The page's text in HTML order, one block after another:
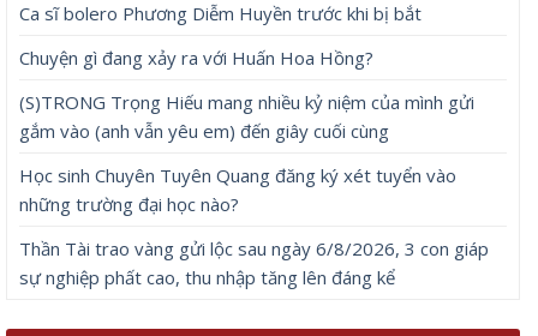
Ca sĩ bolero Phương Diễm Huyền trước khi bị bắt
Chuyện gì đang xảy ra với Huấn Hoa Hồng?
(S)TRONG Trọng Hiếu mang nhiều kỷ niệm của mình gửi
gắm vào (anh vẫn yêu em) đến giây cuối cùng
Học sinh Chuyên Tuyên Quang đăng ký xét tuyển vào
những trường đại học nào?
Thần Tài trao vàng gửi lộc sau ngày 6/8/2026, 3 con giáp
sự nghiệp phất cao, thu nhập tăng lên đáng kể